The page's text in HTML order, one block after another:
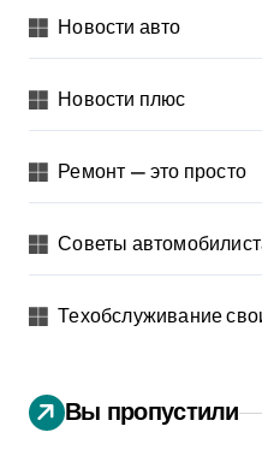
Новости авто
Новости плюс
Ремонт — это просто
Советы
Техобслуживание
Вы пропустили